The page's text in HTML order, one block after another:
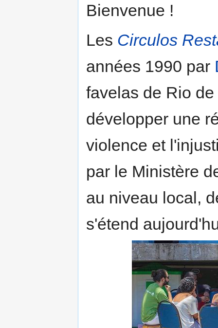
Bienvenue !
Les Circulos
années 1990 par
favelas de Rio
développer une
violence et
par le Ministère
au niveau local,
s'étend